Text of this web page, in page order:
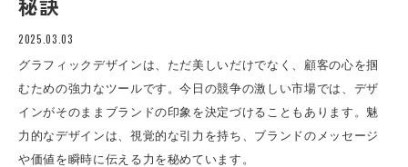
2025.03.03
グラフィックデザインは、ただ美しいだけでなく、顧客の心を掴
むための強力なツールです。今日の競争の激しい市場では、デザ
インがそのままブランドの印象を決定づけることもあります。魅
力的なデザインは、視覚的な引力を持ち、ブランドのメッセージ
や価値を瞬時に伝える力を秘めています。